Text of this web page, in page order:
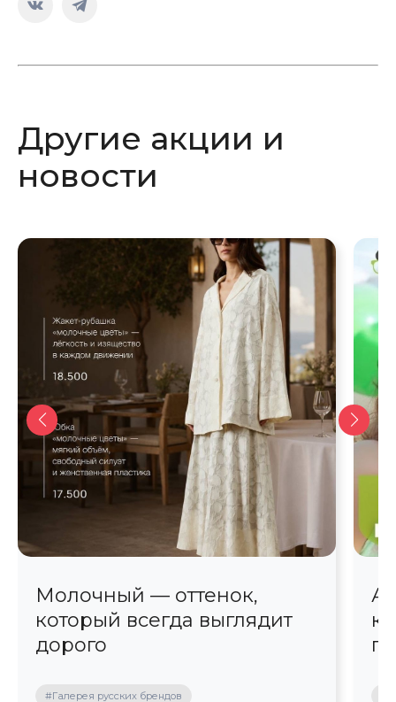
Страница
открывается
окне
Страница
открывается
окне
Другие акции и
новости
Молочный — оттенок,
который всегда выглядит
дорого
#Галерея русских брендов